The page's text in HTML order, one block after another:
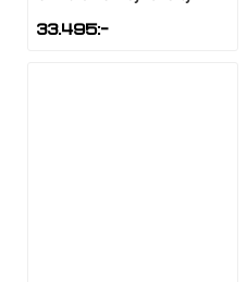
33.495:-